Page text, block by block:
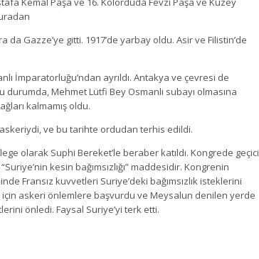
da Gazze’ye gitti. 1917’de yarbay oldu. Asir ve Filistin’de
İmparatorluğu’ndan ayrıldı. Antakya ve çevresi de
durumda, Mehmet Lütfi Bey Osmanlı subayı olmasına
kalmamış oldu.
askeriydi, ve bu tarihte ordudan terhis edildi.
olarak Suphi Bereket’le beraber katıldı. Kongrede geçici
kesin bağımsızlığı” maddesidir. Kongrenin
Fransız kuvvetleri Suriye’deki bağımsızlık isteklerini
askeri önlemlere başvurdu ve Meysalun denilen yerde
önledi. Faysal Suriye’yi terk etti.